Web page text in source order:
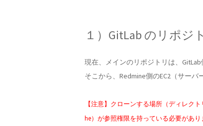
１）GitLab のリポジ
現在、メインのリポジトリは、GitLab
そこから、Redmine側のEC2（サーバ
【注意】クローンする場所（ディレク
he）が参照権限を持っている必要があり